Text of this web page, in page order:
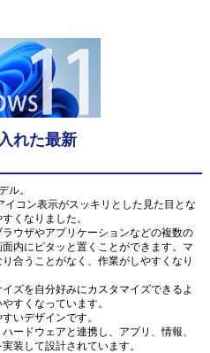
れた最新
ル。
コン表示がスッキリとした見た目とな
くなりました。
ウザやアプリケーションなどの複数の
内にピタッと置くことができます。マ
合うことがなく、作業がしやすくなり
ズを自分好みにカスタマイズできるよ
すくなっています。
いデザインです。
ードウェアと連携し、アプリ、情報、
装して設計されています。